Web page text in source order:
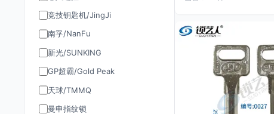
竞技钥匙机/JingJi
南孚/NanFu
新光/SUNKING
GP超霸/Gold Peak
天球/TMMQ
曼申指纹锁